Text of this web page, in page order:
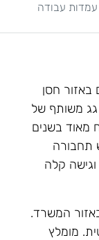
עמדות עבודה
באזור חסן
משותף של
מאוד בשנים
תחבורה
וגישה קלה
המשרד.
מומלץ